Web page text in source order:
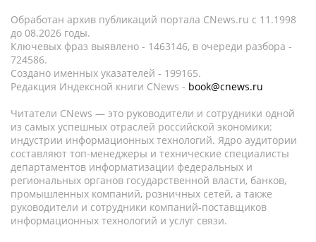
Обработан архив публикаций портала CNews.ru c 11.1998
до 08.2026 годы.
Ключевых фраз выявлено - 1463146, в очереди разбора -
724586.
Создано именных указателей - 199165.
Редакция Индексной книги CNews - book@cnews.ru
Читатели CNews — это руководители и сотрудники одной
из самых успешных отраслей российской экономики:
индустрии информационных технологий. Ядро аудитории
составляют топ-менеджеры и технические специалисты
департаментов информатизации федеральных и
региональных органов государственной власти, банков,
промышленных компаний, розничных сетей, а также
руководители и сотрудники компаний-поставщиков
информационных технологий и услуг связи.